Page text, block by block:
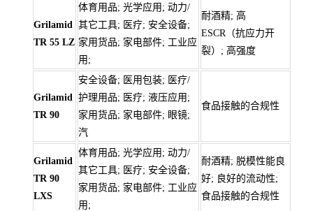
Grilamid
TR 55 LZ
体育用品; 光学应用; 动力/
其它工具; 医疗; 安全设备;
家用货品; 家电部件; 工业应
用;
耐酒精; 高
ESCR（抗应力开
裂）; 高强度
Grilamid
TR 90
安全设备; 医用包装; 医疗/
护理用品; 医疗; 液压应用;
家用货品; 家电部件; 眼镜;
汽
食品接触的合规性
Grilamid
TR 90
LXS
体育用品; 光学应用; 动力/
其它工具; 医疗; 安全设备;
家用货品; 家电部件; 工业应
用;
耐酒精; 脱模性能良
好; 良好的流动性;
食品接触的合规性